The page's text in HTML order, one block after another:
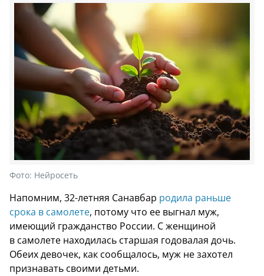
Фото: Нейросеть
Напомним, 32-летняя Санавбар родила раньше
срока в самолете, потому что ее выгнал муж,
имеющий гражданство России. С женщиной
в самолете находилась старшая годовалая дочь.
Обеих девочек, как сообщалось, муж не захотел
признавать своими детьми.